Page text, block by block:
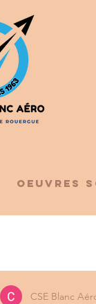
OEUVRES
CSE Blanc